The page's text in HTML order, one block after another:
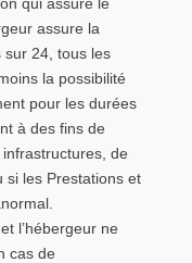
assure la
sur 24, tous les
la possibilité
pour les durées
à des fins de
infrastructures, de
si les Prestations et
et l’hébergeur ne
cas de